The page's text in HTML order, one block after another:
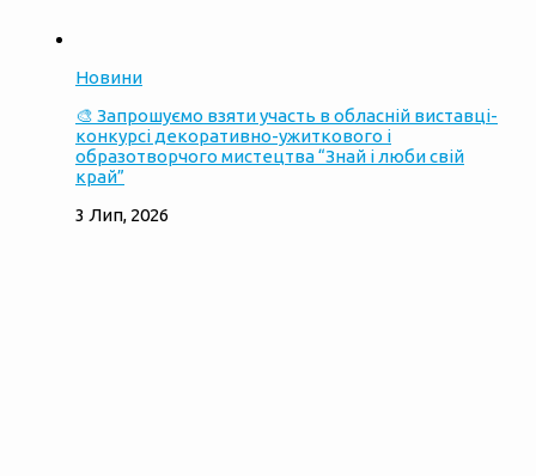
Новини
🎨 Запрошуємо взяти участь в обласній виставці-
конкурсі декоративно-ужиткового і
образотворчого мистецтва “Знай і люби свій
край”
3 Лип, 2026